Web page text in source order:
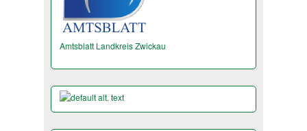
Amtsblatt Landkreis Zwickau